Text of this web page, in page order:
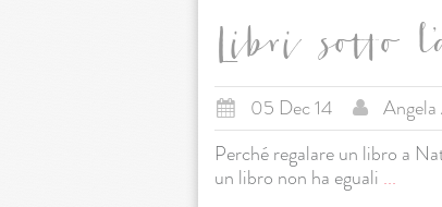
Libri sotto
05 Dec 14
Perché regalare un libro a
un libro non ha eguali ...